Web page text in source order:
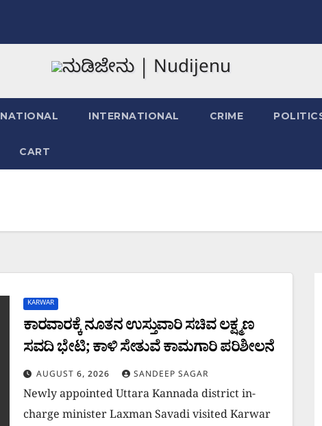
NATIONAL INTERNATIONAL CRIME
CART
KARWAR
ಕಾರವಾರಕ್ಕೆ ನೂತನ ಉಸ್ತುವಾರಿ ಸಚಿವ ಲಕ್ಷ್ಮಣ
ಸವದಿ ಭೇಟಿ; ಕಾಳಿ ಸೇತುವೆ ಕಾಮಗಾರಿ ಪರಿಶೀಲನೆ
AUGUST 6, 2026 SANDEEP SAGAR
Newly appointed Uttara Kannada district in-
charge minister Laxman Savadi visited Karwar